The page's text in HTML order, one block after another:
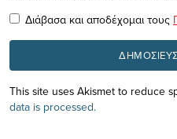
Διάβασα και αποδέχομαι τους
This site uses Akismet to reduce
data is processed.